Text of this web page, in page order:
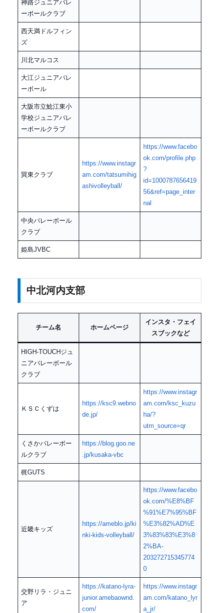
神路ジュニアバレ
ーボールクラブ
西天満ドルフィン
ズ
川北マルコス
大江ジュニアバレ
ーボール
大阪市立鯰江東小
学校ジュニアバレ
ーボールクラブ
巽東クラブ
https://www.instagr
am.com/tatsumihig
ashivolleyball/
https://www.facebo
ok.com/profile.php
?
id=1000787656419
56&ref=page_inter
nal
中央バレーボール
クラブ
姫島JVBC
中北河内支部
チーム名 ホームページ
インスタ・フェイ
スブックなど
HIGH-TOUCHジュ
ニアバレーボール
クラブ
ＫＳＣくずは
https://ksc9.webno
de.jp/
https://www.instagr
am.com/ksc_kuzu
ha/?
utm_source=qr
くさかバレーボー
ルクラブ
https://blog.goo.ne
.jp/kusaka-vbc
梶GUTS
近畿キッズ
https://ameblo.jp/ki
nki-kids-volleyball/
https://www.facebo
ok.com/%E8%BF
%91%E7%95%BF
%E3%82%AD%E
3%83%83%E3%8
2%BA-
203272715345774
0
交野リラ・ジュニ
ア
https://katano-lyra-
junior.amebaownd.
com/
https://www.instagr
am.com/katano_lyr
a_jr/